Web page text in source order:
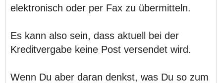
elektronisch oder per Fax zu übermitteln.
Es kann also sein, dass aktuell bei der
Kreditvergabe keine Post versendet wird.
Wenn Du aber daran denkst, was Du so zum